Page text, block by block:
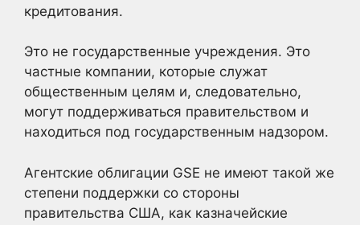
кредитования.
Это не государственные учреждения. Это
частные компании, которые служат
общественным целям и, следовательно,
могут поддерживаться правительством и
находиться под государственным надзором.
Агентские облигации GSE не имеют такой же
степени поддержки со стороны
правительства США, как казначейские